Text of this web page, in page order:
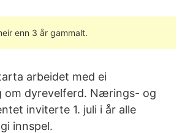
enn 3 år gammalt.
arbeidet med ei
om dyrevelferd. Nærings- og
inviterte 1. juli i år alle
innspel.